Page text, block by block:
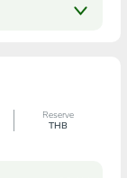
Reserve
THB